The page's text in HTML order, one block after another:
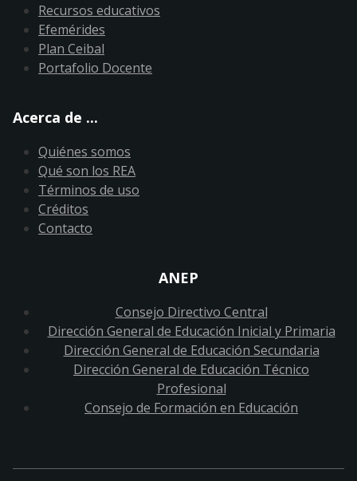
Recursos educativos
Efemérides
Plan Ceibal
Portafolio Docente
Acerca de ...
Quiénes somos
Qué son los REA
Términos de uso
Créditos
Contacto
ANEP
Consejo Directivo Central
Dirección General de Educación Inicial y Primaria
Dirección General de Educación Secundaria
Dirección General de Educación Técnico
Profesional
Consejo de Formación en Educación